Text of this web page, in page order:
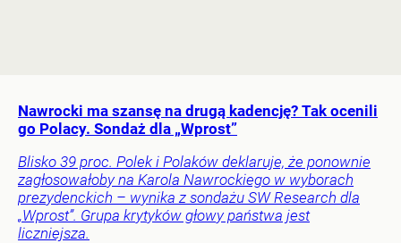
Nawrocki ma szansę na drugą kadencję? Tak ocenili
go Polacy. Sondaż dla „Wprost”
Blisko 39 proc. Polek i Polaków deklaruje, że ponownie
zagłosowałoby na Karola Nawrockiego w wyborach
prezydenckich – wynika z sondażu SW Research dla
„Wprost”. Grupa krytyków głowy państwa jest
liczniejsza.